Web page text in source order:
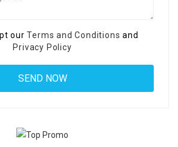
ourTerms and Conditions and
Privacy Policy